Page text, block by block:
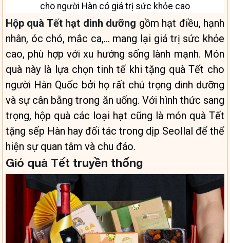
cho người Hàn có giá trị sức khỏe cao
Hộp quà Tết hạt dinh dưỡng gồm hạt điều, hạnh
nhân, óc chó, mắc ca,… mang lại giá trị sức khỏe
cao, phù hợp với xu hướng sống lành mạnh. Món
quà này là lựa chọn tinh tế khi tặng quà Tết cho
người Hàn Quốc bởi họ rất chú trọng dinh dưỡng
và sự cân bằng trong ăn uống. Với hình thức sang
trọng, hộp quà các loại hạt cũng là món quà Tết
tặng sếp Hàn hay đối tác trong dịp Seollal để thể
hiện sự quan tâm và chu đáo.
Giỏ quà Tết truyền thống